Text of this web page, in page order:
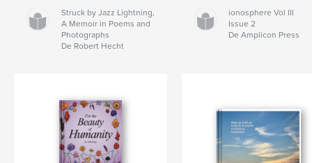
Struck by Jazz Lightning,
A Memoir in Poems and
Photographs
De Robert Hecht
ionosphere Vol III
Issue 2
De Amplicon Press